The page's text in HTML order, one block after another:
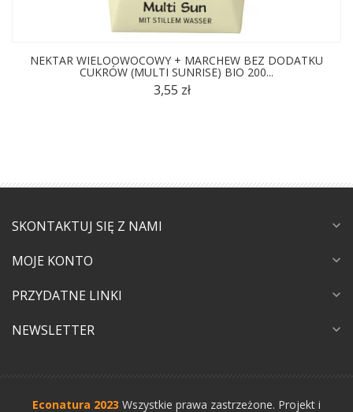
NEKTAR WIELOOWOCOWY + MARCHEW BEZ DODATKU
CUKRÓW (MULTI SUNRISE) BIO 200...
3,55 zł
SKONTAKTUJ SIĘ Z NAMI expand_more
MOJE KONTO expand_more
PRZYDATNE LINKI expand_more
NEWSLETTER expand_more
Econatura 2023 Wszystkie prawa zastrzeżone. Projekt i